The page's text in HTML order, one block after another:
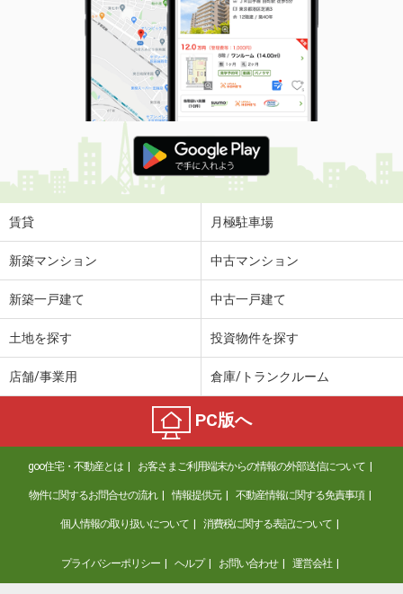
賃貸 月極駐車場
新築マンション 中古マンション
新築一戸建て 中古一戸建て
土地を探す 投資物件を探す
店舗/事業用 倉庫/トランクルーム
PC版へ
goo住宅・不動産とは お客さまご利用端末からの情報の外部送信について
物件に関するお問合せの流れ 情報提供元 不動産情報に関する免責事項
個人情報の取り扱いについて 消費税に関する表記について
プライバシーポリシー ヘルプ お問い合わせ 運営会社